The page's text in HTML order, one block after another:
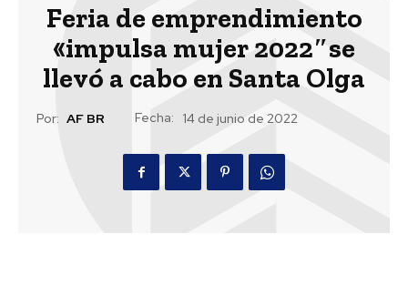
Feria de emprendimiento
«impulsa mujer 2022″se
llevó a cabo en Santa Olga
Por: AF BR Fecha: 14 de junio de 2022